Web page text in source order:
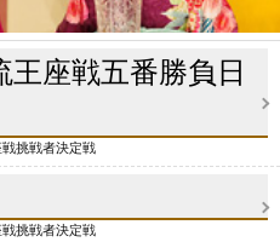
座戦五番勝負日
挑戦者決定戦
挑戦者決定戦